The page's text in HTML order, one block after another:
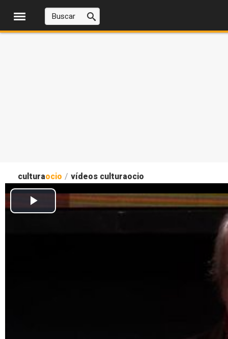
culturaocio / vídeos culturaocio